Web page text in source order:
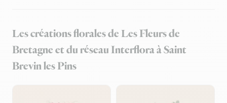
Les créations florales de Les Fleurs de
Bretagne et du réseau Interflora à Saint
Brevin les Pins